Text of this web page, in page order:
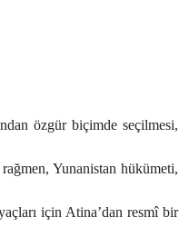
özgür biçimde seçilmesi,
Yunanistan hükümeti,
için Atina’dan resmî bir